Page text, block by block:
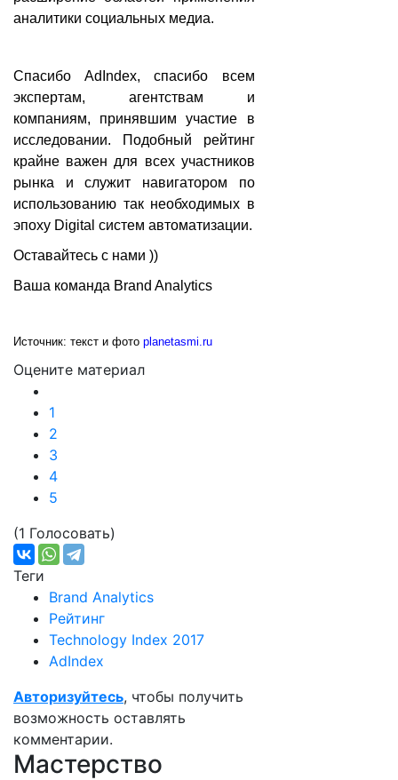
аналитики социальных медиа.
Спасибо AdIndex, спасибо всем
экспертам, агентствам и
компаниям, принявшим участие в
исследовании. Подобный рейтинг
крайне важен для всех участников
рынка и служит навигатором по
использованию так необходимых в
эпоху Digital систем автоматизации.
Оставайтесь с нами ))
Ваша команда Brand Analytics
Источник: текст и фото planetasmi.ru
Оцените материал
1
2
3
4
5
(1 Голосовать)
Теги
Brand Analytics
Рейтинг
Technology Index 2017
AdIndex
Авторизуйтесь, чтобы получить
возможность оставлять
комментарии.
Мастерство